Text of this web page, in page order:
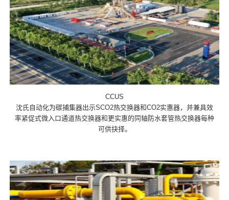
CCUS
沈氏自动化为碳捕集器出示SCO2热交换器和CO2实惠器，并兼具效
率紧促式微入口通道热交换器和更实惠的同轴防水套管热交换器每种
可供抉择。